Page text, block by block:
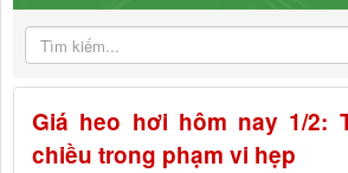
Giá heo hơi hôm nay 1/2:
chiều trong phạm vi hẹp